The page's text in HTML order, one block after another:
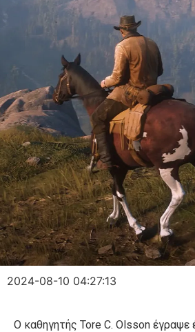
2024-08-10 04:27:13
Ο καθηγητής Tore C. Olsson έγραψε